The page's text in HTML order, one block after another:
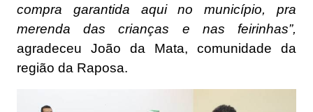
compra garantida aqui no município, pra
merenda das crianças e nas feirinhas”,
agradeceu João da Mata, comunidade da
região da Raposa.